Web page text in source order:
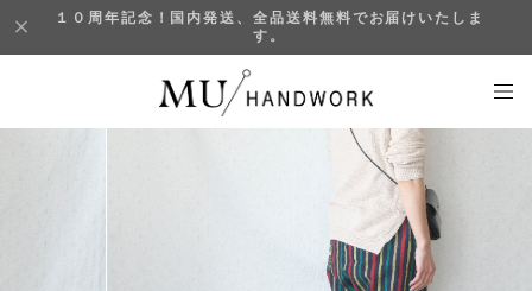
１０周年記念！国内発送、全品送料無料でお届けいたしま
す。